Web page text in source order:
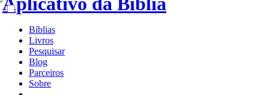
Bíblias
Livros
Pesquisar
Blog
Parceiros
Sobre